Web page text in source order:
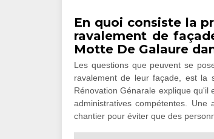
En quoi consiste la
ravalement de
Motte De Galaure
Les questions que peuvent se
ravalement de leur façade, est la
Rénovation Génarale explique
administratives compétentes.
chantier pour éviter que des